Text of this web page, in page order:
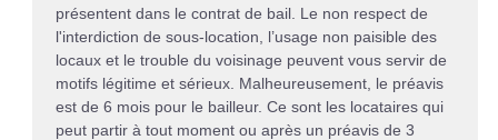
présentent dans le contrat de bail. Le non respect de
l'interdiction de sous-location, l’usage non paisible des
locaux et le trouble du voisinage peuvent vous servir de
motifs légitime et sérieux. Malheureusement, le préavis
est de 6 mois pour le bailleur. Ce sont les locataires qui
peut partir à tout moment ou après un préavis de 3